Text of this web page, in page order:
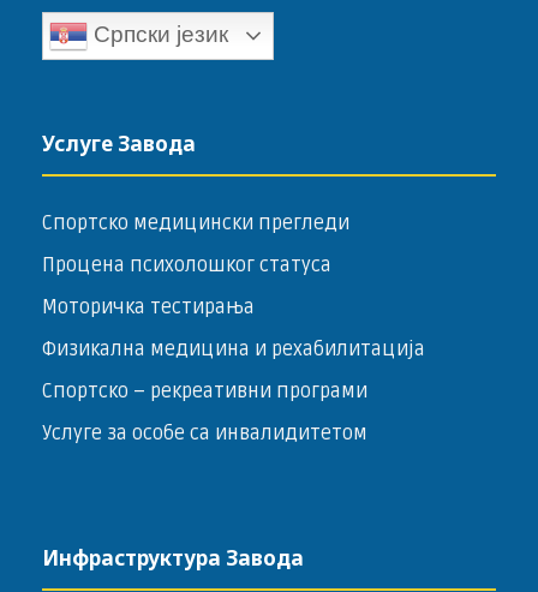
Српски језик
Услуге Завода
Спортско медицински прегледи
Процена психолошког статуса
Моторичка тестирања
Физикална медицина и рехабилитација
Спортско – ­рекреативни програми
Услуге за особе са инвалидитетом
Инфраструктура Завода